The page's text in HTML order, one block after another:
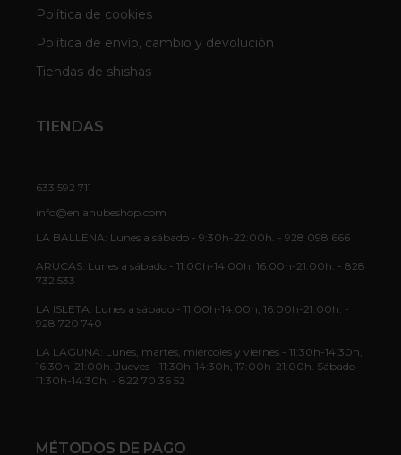
Política de cookies
Política de envío, cambio y devolución
Tiendas de shishas
TIENDAS
633 592 711
info@enlanubeshop.com
LA BALLENA: Lunes a sábado - 9:30h-22:00h. - 928 098 666
ARUCAS: Lunes a sábado - 11:00h-14:00h, 16:00h-21:00h. - 828
732 533
LA ISLETA: Lunes a sábado - 11:00h-14:00h, 16:00h-21:00h. -
928 720 740
LA LAGUNA: Lunes, martes, miércoles y viernes - 11:30h-14:30h,
16:30h-21:00h. Jueves - 11:30h-14:30h, 17:00h-21:00h. Sábado -
11:30h-14:30h. - 822 70 36 52
MÉTODOS DE PAGO